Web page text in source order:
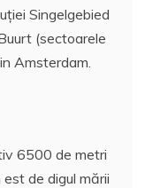
Singelgebied
(sectoarele
Amsterdam.
6500 de metri
de digul mării